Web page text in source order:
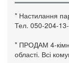
* Настилання
Тел. 050-204-
* ПРОДАМ 4-
області. Всі